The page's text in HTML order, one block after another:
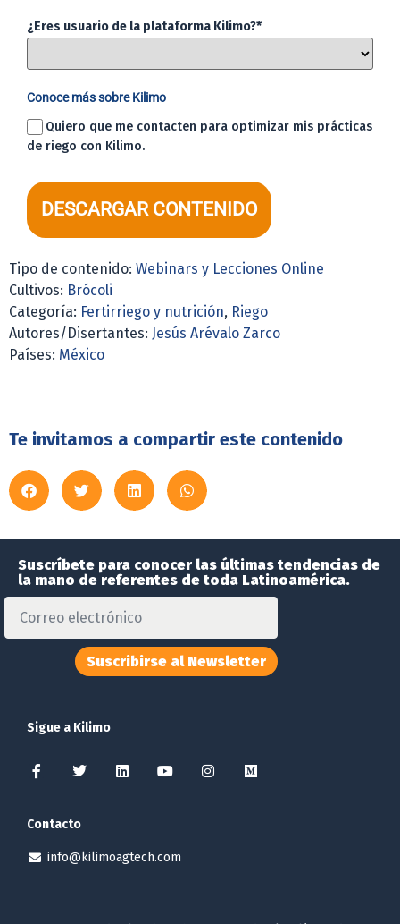
¿Eres usuario de la plataforma Kilimo?*
Conoce más sobre Kilimo
Quiero que me contacten para optimizar mis prácticas
de riego con Kilimo.
DESCARGAR CONTENIDO
Tipo de contenido: Webinars y Lecciones Online
Cultivos: Brócoli
Categoría: Fertirriego y nutrición, Riego
Autores/Disertantes: Jesús Arévalo Zarco
Países: México
Te invitamos a compartir este contenido
Suscríbete para conocer las últimas tendencias de
la mano de referentes de toda Latinoamérica.
Suscribirse al Newsletter
Sigue a Kilimo
Contacto
info@kilimoagtech.com